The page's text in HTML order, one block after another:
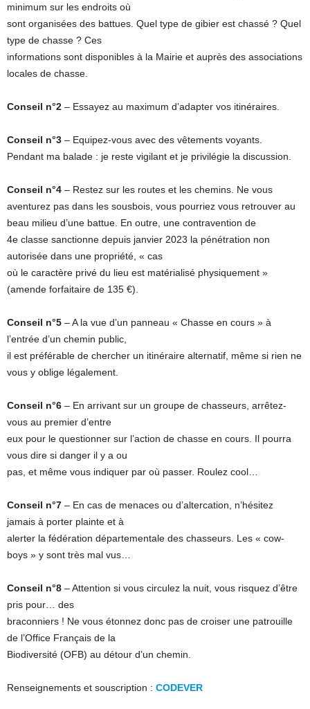
minimum sur les endroits où
sont organisées des battues. Quel type de gibier est chassé ? Quel
type de chasse ? Ces
informations sont disponibles à la Mairie et auprès des associations
locales de chasse.
Conseil n°2 – Essayez au maximum d’adapter vos itinéraires.
Conseil n°3 – Equipez-vous avec des vêtements voyants.
Pendant ma balade : je reste vigilant et je privilégie la discussion.
Conseil n°4 – Restez sur les routes et les chemins. Ne vous
aventurez pas dans les sousbois, vous pourriez vous retrouver au
beau milieu d’une battue. En outre, une contravention de
4e classe sanctionne depuis janvier 2023 la pénétration non
autorisée dans une propriété, « cas
où le caractère privé du lieu est matérialisé physiquement »
(amende forfaitaire de 135 €).
Conseil n°5 – A la vue d’un panneau « Chasse en cours » à
l’entrée d’un chemin public,
il est préférable de chercher un itinéraire alternatif, même si rien ne
vous y oblige légalement.
Conseil n°6 – En arrivant sur un groupe de chasseurs, arrêtez-
vous au premier d’entre
eux pour le questionner sur l’action de chasse en cours. Il pourra
vous dire si danger il y a ou
pas, et même vous indiquer par où passer. Roulez cool…
Conseil n°7 – En cas de menaces ou d’altercation, n’hésitez
jamais à porter plainte et à
alerter la fédération départementale des chasseurs. Les « cow-
boys » y sont très mal vus…
Conseil n°8 – Attention si vous circulez la nuit, vous risquez d’être
pris pour… des
braconniers ! Ne vous étonnez donc pas de croiser une patrouille
de l’Office Français de la
Biodiversité (OFB) au détour d’un chemin.
Renseignements et souscription : CODEVER